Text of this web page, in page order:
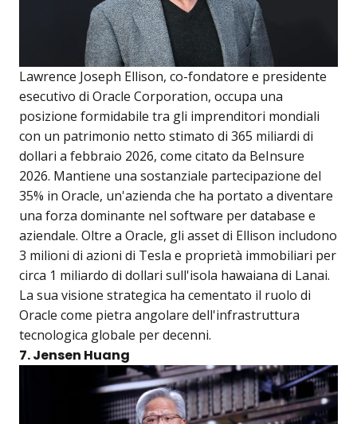
Lawrence Joseph Ellison, co-fondatore e presidente
esecutivo di Oracle Corporation, occupa una
posizione formidabile tra gli imprenditori mondiali
con un patrimonio netto stimato di 365 miliardi di
dollari a febbraio 2026, come citato da BeInsure
2026. Mantiene una sostanziale partecipazione del
35% in Oracle, un'azienda che ha portato a diventare
una forza dominante nel software per database e
aziendale. Oltre a Oracle, gli asset di Ellison includono
3 milioni di azioni di Tesla e proprietà immobiliari per
circa 1 miliardo di dollari sull'isola hawaiana di Lanai.
La sua visione strategica ha cementato il ruolo di
Oracle come pietra angolare dell'infrastruttura
tecnologica globale per decenni.
7. Jensen Huang